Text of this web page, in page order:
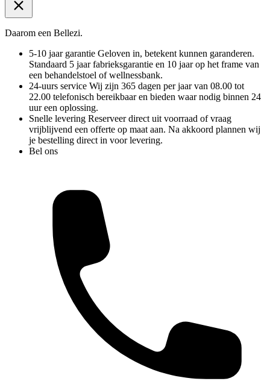
Daarom een Bellezi.
5-10 jaar garantie Geloven in, betekent kunnen garanderen.
Standaard 5 jaar fabrieksgarantie en 10 jaar op het frame van
een behandelstoel of wellnessbank.
24-uurs service Wij zijn 365 dagen per jaar van 08.00 tot
22.00 telefonisch bereikbaar en bieden waar nodig binnen 24
uur een oplossing.
Snelle levering Reserveer direct uit voorraad of vraag
vrijblijvend een offerte op maat aan. Na akkoord plannen wij
je bestelling direct in voor levering.
Bel ons